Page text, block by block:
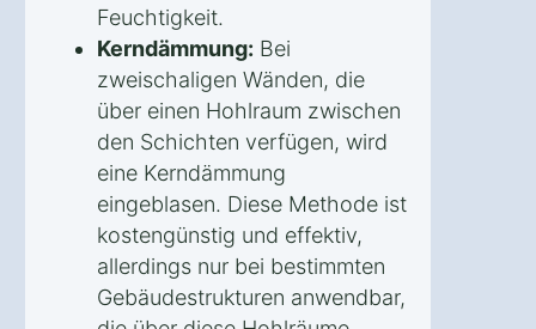
Feuchtigkeit.
Kerndämmung: Bei
zweischaligen Wänden, die
über einen Hohlraum zwischen
den Schichten verfügen, wird
eine Kerndämmung
eingeblasen. Diese Methode ist
kostengünstig und effektiv,
allerdings nur bei bestimmten
Gebäudestrukturen anwendbar,